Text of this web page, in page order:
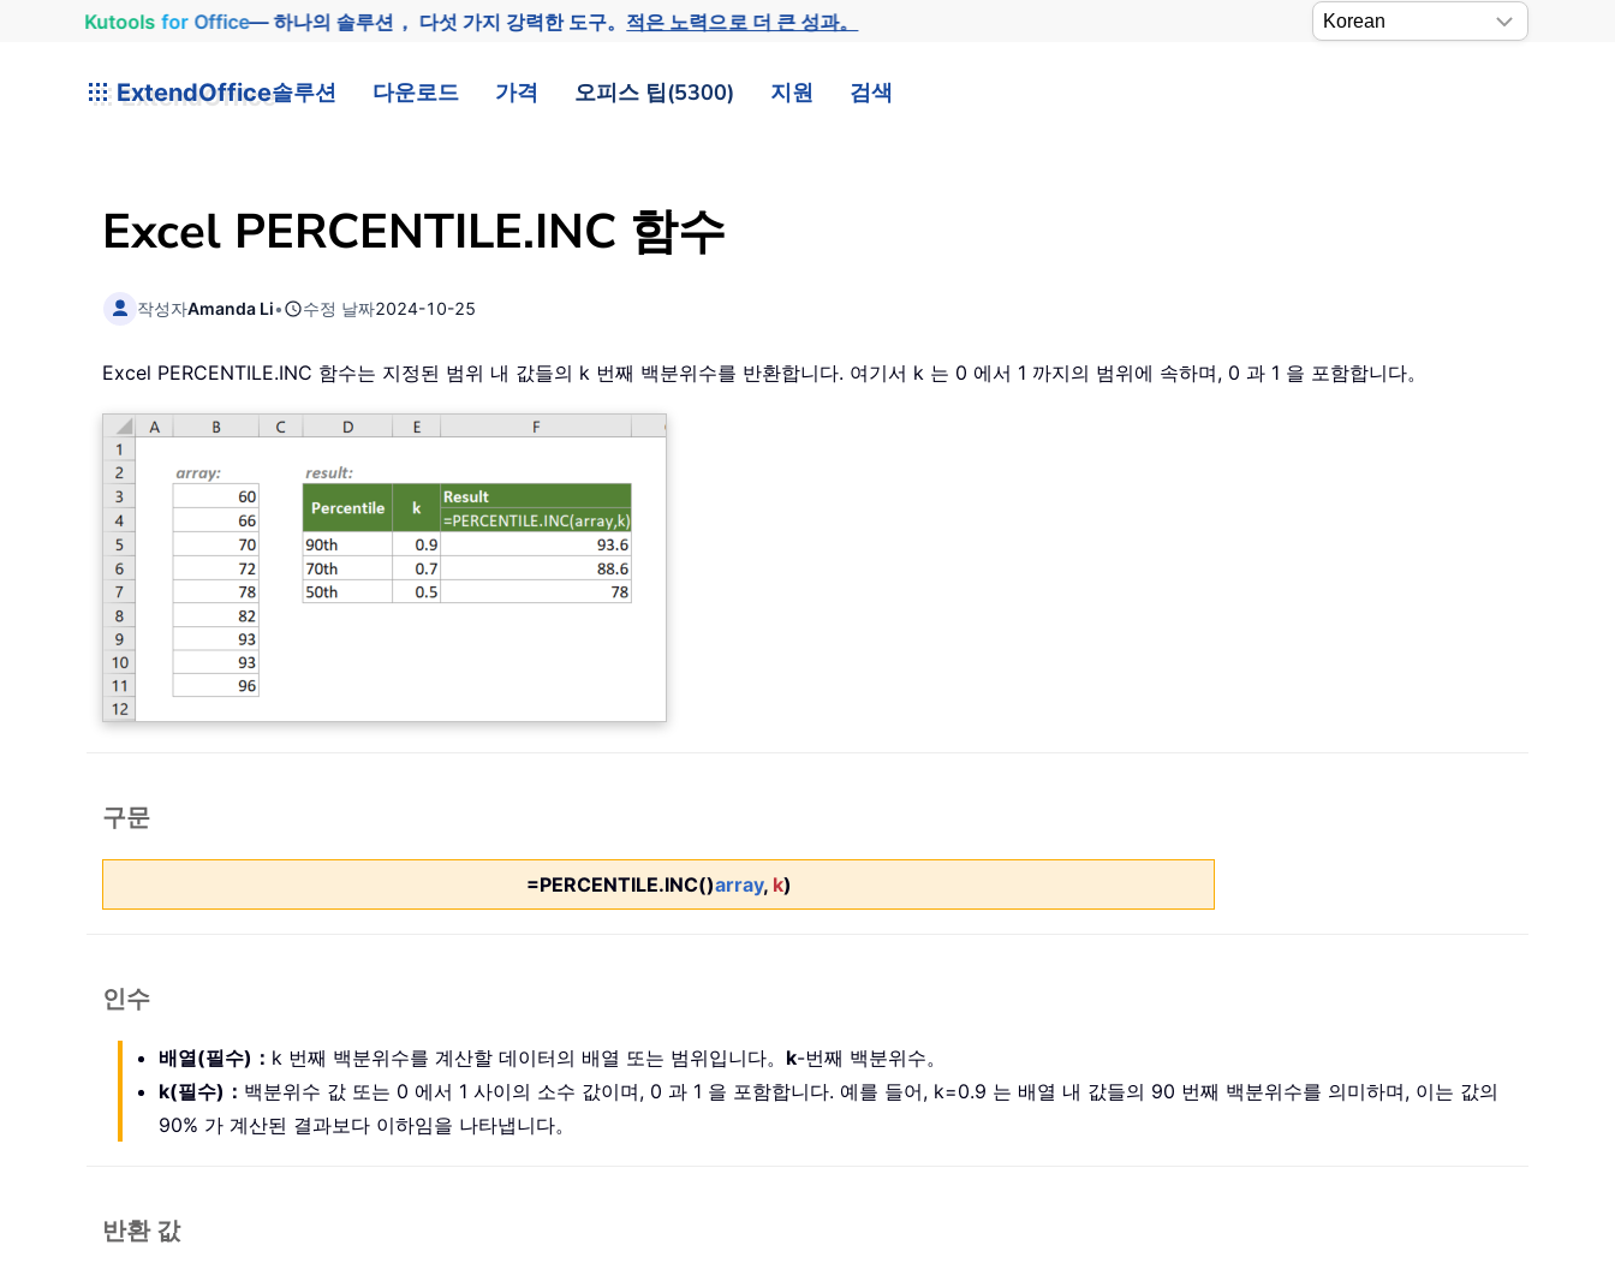
Kutools for Office— 하나의 솔루션， 다섯 가지 강력한 도구。적은 노력으로 더 큰 성과。
ExtendOffice솔루션 다운로드 가격 오피스 팁(5300) 지원 검색
Excel PERCENTILE.INC 함수
작성자Amanda Li• 수정 날짜2024-10-25
Excel PERCENTILE.INC 함수는 지정된 범위 내 값들의 k 번째 백분위수를 반환합니다. 여기서 k 는 0 에서 1 까지의 범위에 속하며, 0 과 1 을 포함합니다。
구문
=PERCENTILE.INC()array, k)
인수
배열(필수)： k 번째 백분위수를 계산할 데이터의 배열 또는 범위입니다。 k-번째 백분위수。
k(필수)： 백분위수 값 또는 0 에서 1 사이의 소수 값이며, 0 과 1 을 포함합니다. 예를 들어, k=0.9 는 배열 내 값들의 90 번째 백분위수를 의미하며, 이는 값의
90% 가 계산된 결과보다 이하임을 나타냅니다。
반환 값